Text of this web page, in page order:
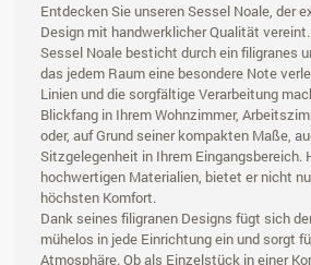
Entdecken Sie unseren Sessel Noale, der
Design mit handwerklicher Qualität
Sessel Noale besticht durch ein filigranes
das jedem Raum eine besondere Note
Linien und die sorgfältige Verarbeitung
Blickfang in Ihrem Wohnzimmer,
oder, auf Grund seiner kompakten Maße,
Sitzgelegenheit in Ihrem Eingangsbereich.
hochwertigen Materialien, bietet er nicht
höchsten Komfort.
Dank seines filigranen Designs fügt sich
mühelos in jede Einrichtung ein und sorgt
Atmosphäre. Ob als Einzelstück in einer